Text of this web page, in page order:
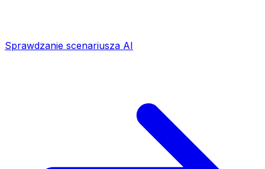
Sprawdzanie scenariusza AI